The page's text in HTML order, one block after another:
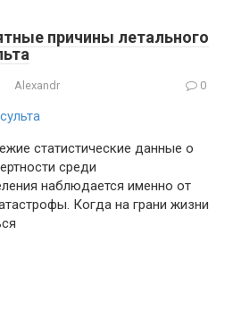
причины летального
Alexandr 0
статистические данные о
среди
наблюдается именно от
Когда на грани жизни